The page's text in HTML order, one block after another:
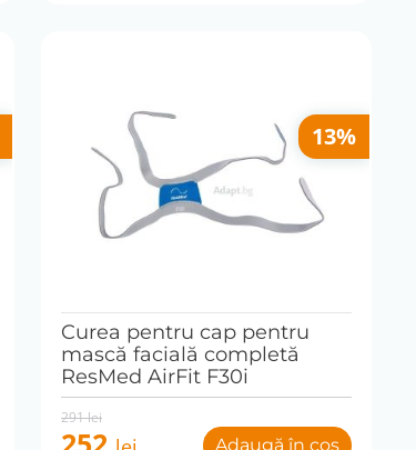
13%
Curea pentru cap pentru
mască facială completă
ResMed AirFit F30i
291lei
Original
price
Current
price
Adaugă în coș